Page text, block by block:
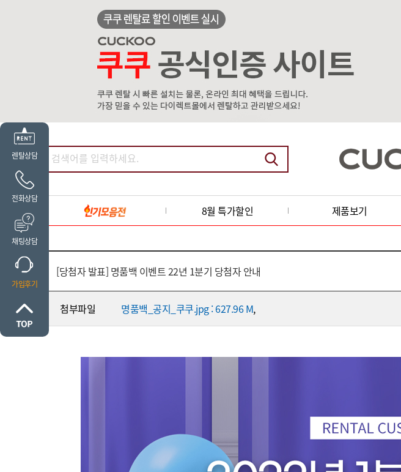
8월 특가할인 제품보기
[당첨자 발표] 명품백 이벤트 22년 1분기 당첨자 안내
첨부파일 명품백_공지_쿠쿠.jpg : 627.96 M,
렌탈상담
전화상담
채팅상담
가입후기